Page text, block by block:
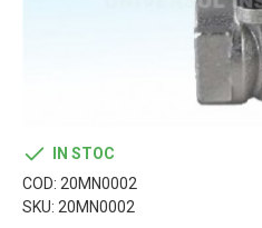
IN STOC
COD: 20MN0002
SKU: 20MN0002